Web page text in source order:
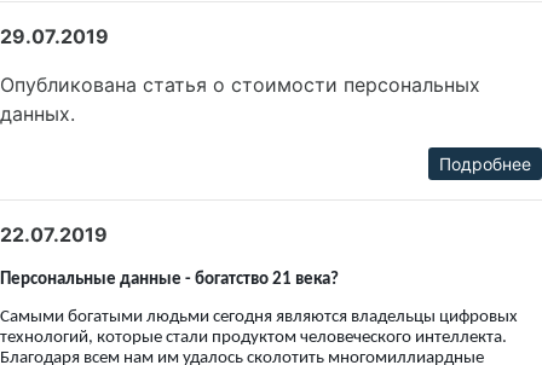
29.07.2019
Опубликована статья о стоимости персональных
данных.
Подробнее
22.07.2019
Персональные данные - богатство 21 века?
Самыми богатыми людьми сегодня являются владельцы цифровых
технологий, которые стали продуктом человеческого интеллекта.
Благодаря всем нам им удалось сколотить многомиллиардные